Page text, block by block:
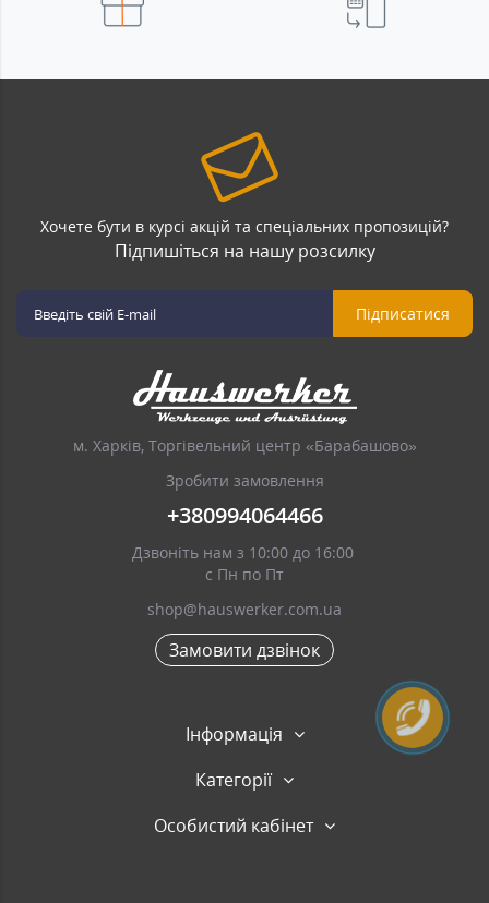
Хочете бути в курсі акцій та спеціальних пропозицій?
Підпишіться на нашу розсилку
Підписатися
м. Харків, Торгівельний центр «Барабашово»
Зробити замовлення
+380994064466
Дзвоніть нам з 10:00 до 16:00
с Пн по Пт
shop@hauswerker.com.ua
Замовити дзвінок
Інформація
Категорії
Особистий кабінет